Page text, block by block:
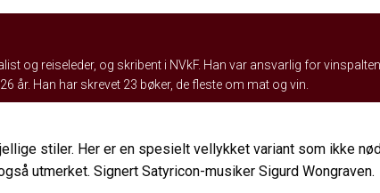
og reiseleder, og skribent i NVkF. Han var ansvarlig for
år. Han har skrevet 23 bøker, de fleste om mat og vin.
stiler. Her er en spesielt vellykket variant som ikke
utmerket. Signert Satyricon-musiker Sigurd Wongraven.